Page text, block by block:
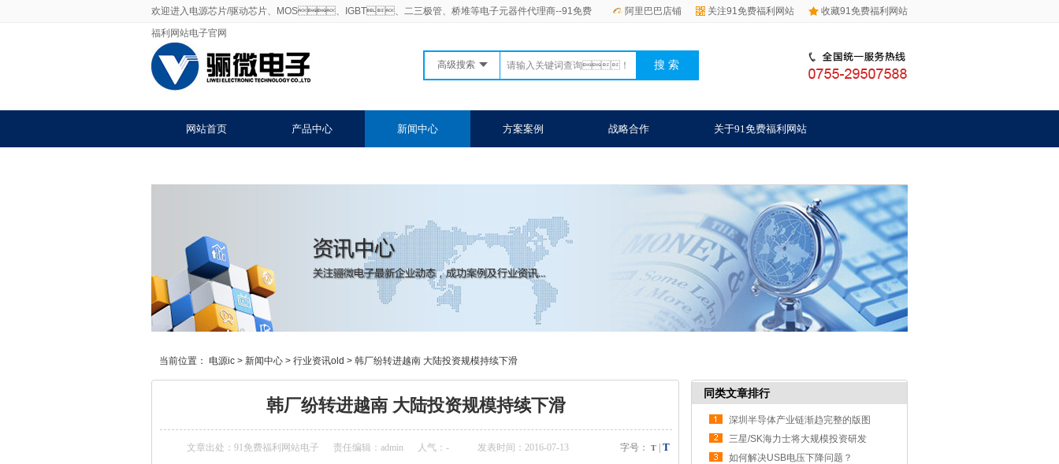
阿里巴巴店铺 关注91免费福利网站 收藏91免费福利网站
欢迎进入电源芯片/驱动芯片、MOS、IGBT、二三极管、桥堆等电子元器件代理商--91免费
福利网站电子官网
高级搜索
网站首页 产品中心 新闻中心 方案案例 战略合作 关于91免费福利网站
当前位置： 电源ic > 新闻中心 > 行业资讯old > 韩厂纷转进越南 大陆投资规模持续下滑
韩厂纷转进越南 大陆投资规模持续下滑
字号： T T
文章出处： 91免费福利网站电子 责任编辑：admin 人气： - 发表时间：2016-07-13
同类文章排行
深圳半导体产业链渐趋完整的版图
三星/SK海力士将大规模投资研发
DRAM 市场或
如何解决USB电压下降问题？